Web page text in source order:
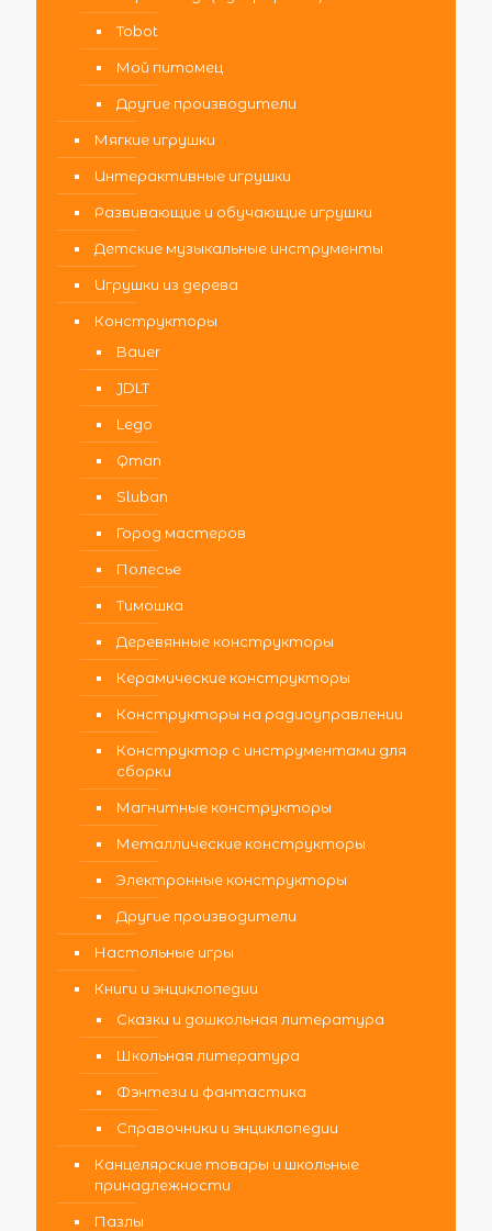
Tobot
Мой питомец
Другие производители
Мягкие игрушки
Интерактивные игрушки
Развивающие и обучающие игрушки
Детские музыкальные инструменты
Игрушки из дерева
Конструкторы
Bauer
JDLT
Lego
Qman
Sluban
Город мастеров
Полесье
Тимошка
Деревянные конструкторы
Керамические конструкторы
Конструкторы на радиоуправлении
Конструктор с инструментами для
сборки
Магнитные конструкторы
Металлические конструкторы
Электронные конструкторы
Другие производители
Настольные игры
Книги и энциклопедии
Сказки и дошкольная литература
Школьная литература
Фэнтези и фантастика
Справочники и энциклопедии
Канцелярские товары и школьные
принадлежности
Пазлы